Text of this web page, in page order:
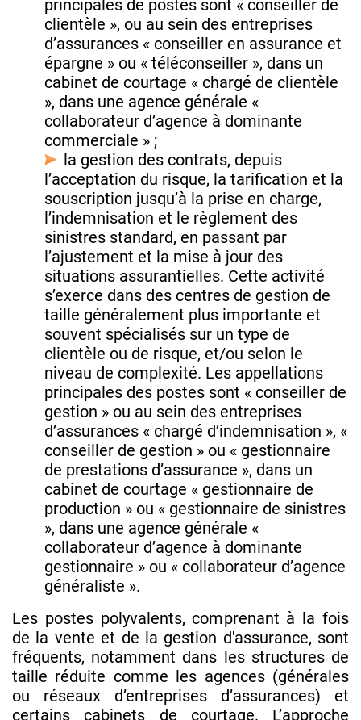
principales de postes sont « conseiller de
clientèle », ou au sein des entreprises
d’assurances « conseiller en assurance et
épargne » ou « téléconseiller », dans un
cabinet de courtage « chargé de clientèle
», dans une agence générale «
collaborateur d’agence à dominante
commerciale » ;
la gestion des contrats, depuis
l’acceptation du risque, la tarification et la
souscription jusqu’à la prise en charge,
l’indemnisation et le règlement des
sinistres standard, en passant par
l’ajustement et la mise à jour des
situations assurantielles. Cette activité
s’exerce dans des centres de gestion de
taille généralement plus importante et
souvent spécialisés sur un type de
clientèle ou de risque, et/ou selon le
niveau de complexité. Les appellations
principales des postes sont « conseiller de
gestion » ou au sein des entreprises
d’assurances « chargé d’indemnisation », «
conseiller de gestion » ou « gestionnaire
de prestations d’assurance », dans un
cabinet de courtage « gestionnaire de
production » ou « gestionnaire de sinistres
», dans une agence générale «
collaborateur d’agence à dominante
gestionnaire » ou « collaborateur d’agence
généraliste ».
Les postes polyvalents, comprenant à la fois
de la vente et de la gestion d'assurance, sont
fréquents, notamment dans les structures de
taille réduite comme les agences (générales
ou réseaux d’entreprises d’assurances) et
certains cabinets de courtage. L’approche